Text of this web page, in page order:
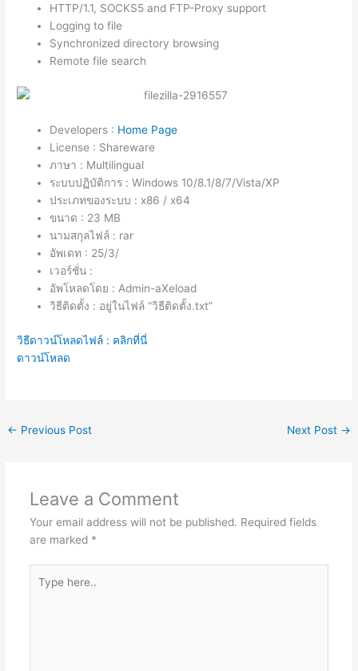
HTTP/1.1, SOCKS5 and FTP-Proxy support
Logging to file
Synchronized directory browsing
Remote file search
Developers : Home Page
License : Shareware
ภาษา : Multilingual
ระบบปฏิบัติการ : Windows 10/8.1/8/7/Vista/XP
ประเภทของระบบ : x86 / x64
ขนาด : 23 MB
นามสกุลไฟล์ : rar
อัพเดท : 25/3/
เวอร์ชั่น :
อัพโหลดโดย : Admin-aXeload
วิธีติดตั้ง : อยู่ในไฟล์ “วิธีติดตั้ง.txt”
วิธีดาวน์โหลดไฟล์ : คลิกที่นี่
ดาวน์โหลด
← Previous Post Next Post →
Leave a Comment
Your email address will not be published. Required fields
are marked *
here..